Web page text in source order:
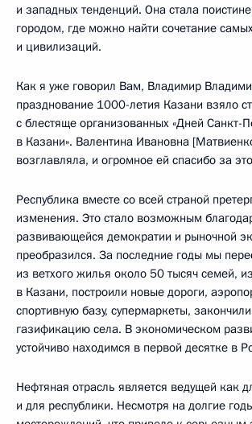
и западных тенденций. Она стала
городом, где можно найти сочетание
и цивилизаций.
Как я уже говорил Вам, Владимир
празднование 1000-летия Казани взяло
с блестяще организованных «Дней Санкт-
в Казани». Валентина Ивановна
возглавляла, и огромное ей спасибо за
Республика вместе со всей страной
изменения. Это стало возможным
развивающейся демократии и рыночной
преобразился. За последние годы мы
из ветхого жилья около 50 тысяч семей,
в Казани, построили новые дороги,
спортивную базу, супермаркеты,
газификацию села. В экономическом
устойчиво находимся в первой десятке в
Нефтяная отрасль является ведущей как
и для республики. Несмотря на долгие